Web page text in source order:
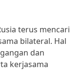
terus mencari
bilateral. Hal
dan
kerjasama